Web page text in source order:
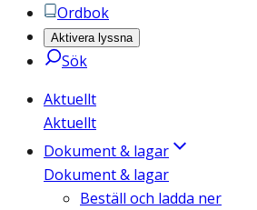
Ordbok
Aktivera lyssna
Sök
Aktuellt
Aktuellt
Dokument & lagar
Dokument & lagar
Beställ och ladda ner